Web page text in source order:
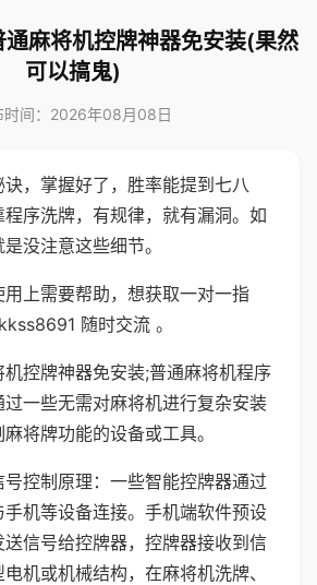
麻将机控牌神器免安装(果然
可以搞鬼)
时间：2026年08月08日
，掌握好了，胜率能提到七八
序洗牌，有规律，就有漏洞。如
没注意这些细节。
上需要帮助，想获取一对一指
随时交流 。
机控牌神器免安装;普通麻将机程序
一些无需对麻将机进行复杂安装
将牌功能的设备或工具。
号控制原理：一些智能控牌器通过
机等设备连接。手机端软件预设
信号给控牌器，控牌器接收到信
机或机械结构，在麻将机洗牌、